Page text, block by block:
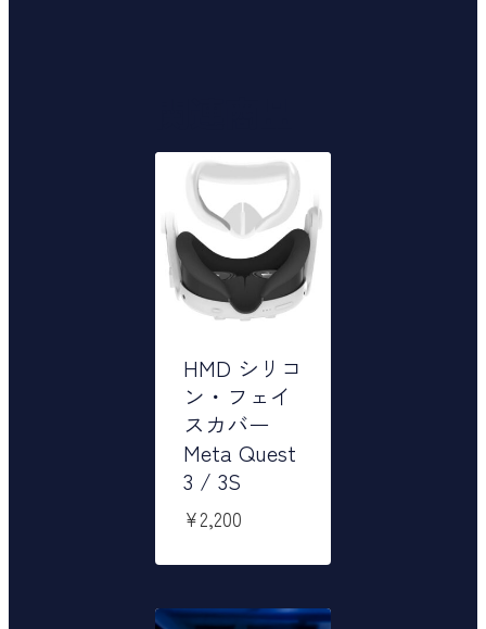
HMD シリコ
ン・フェイ
スカバー
Meta Quest
3 / 3S
¥2,200